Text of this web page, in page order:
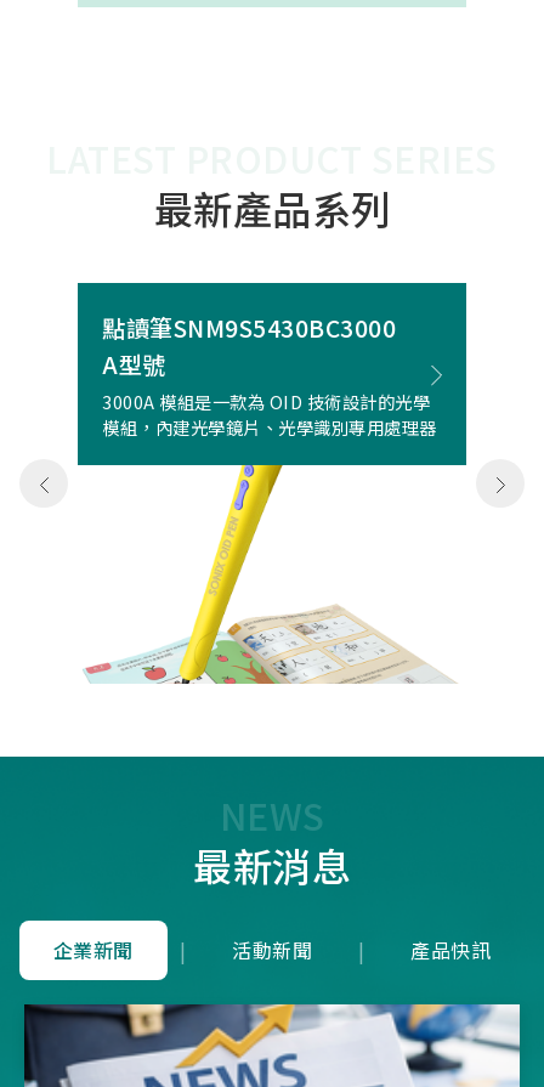
最新產品系列
點讀筆SNM9S5430BC3000
A型號
3000A 模組是一款為 OID 技術設計的光學
模組，內建光學鏡片、光學識別專用處理器
NEWS
最新消息
企業新聞 | 活動新聞 | 產品快訊